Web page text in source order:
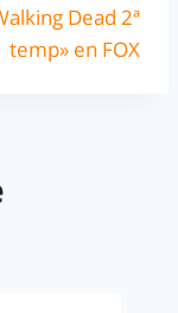
Dead 2ª
temp» en FOX